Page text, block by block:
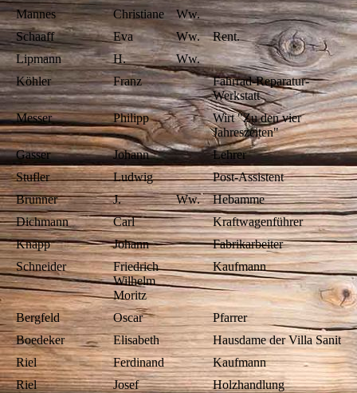
Mannes
Christiane
Ww.
Schaaff
Eva Ww.
Rent.
Lipmann
H.
Ww.
Köhler
Franz
Fahrrad-Reparatur-
Werkstatt
Messer
Philipp
Wirt "Zu den vier
Jahreszeiten"
Gasser
Johann
Lehrer
Stufler
Ludwig
Post-Assistent
Brunner
J. Ww.
Hebamme
Dichmann
Carl
Kraftwagenführer
Knapp
Johann
Fabrikarbeiter
Schneider
Friedrich
Wilhelm
Moritz
Kaufmann
Bergfeld Oscar
Pfarrer
Boedeker
Elisabeth
Hausdame der Villa Sanitas
Riel
Ferdinand
Kaufmann
Riel
Josef
Holzhandlung